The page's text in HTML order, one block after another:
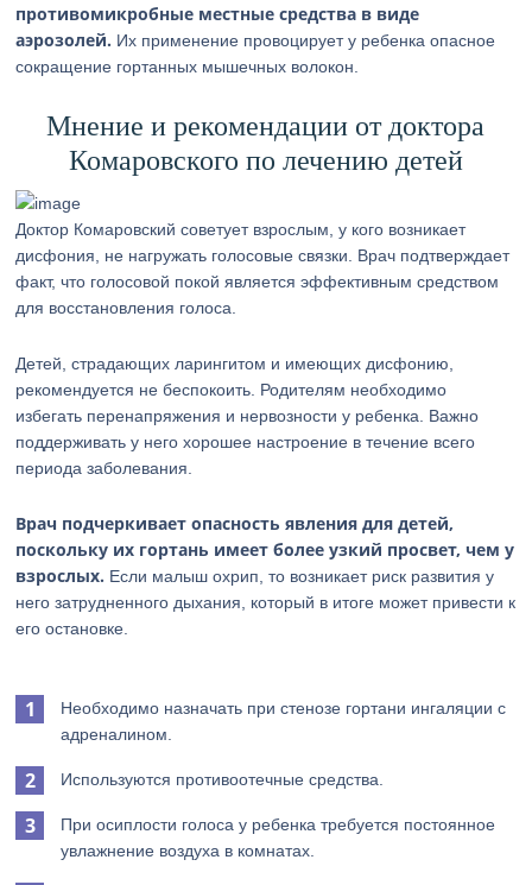
противомикробные местные средства в виде
аэрозолей. Их применение провоцирует у ребенка опасное
сокращение гортанных мышечных волокон.
Мнение и рекомендации от доктора
Комаровского по лечению детей
Доктор Комаровский советует взрослым, у кого возникает
дисфония, не нагружать голосовые связки. Врач подтверждает
факт, что голосовой покой является эффективным средством
для восстановления голоса.
Детей, страдающих ларингитом и имеющих дисфонию,
рекомендуется не беспокоить. Родителям необходимо
избегать перенапряжения и нервозности у ребенка. Важно
поддерживать у него хорошее настроение в течение всего
периода заболевания.
Врач подчеркивает опасность явления для детей,
поскольку их гортань имеет более узкий просвет, чем у
взрослых. Если малыш охрип, то возникает риск развития у
него затрудненного дыхания, который в итоге может привести к
его остановке.
Необходимо назначать при стенозе гортани ингаляции с
адреналином.
Используются противоотечные средства.
При осиплости голоса у ребенка требуется постоянное
увлажнение воздуха в комнатах.